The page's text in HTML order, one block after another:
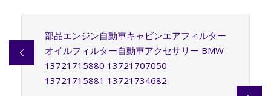
部品エンジン自動車キャビンエアフィルター
オイルフィルター自動車アクセサリー BMW
13721715880 13721707050
13721715881 13721734682